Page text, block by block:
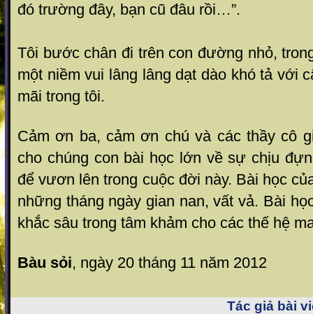
đó trường đây, bạn cũ đâu rồi…”.
Tôi bước chân đi trên con đường nhỏ,
một niềm vui lâng lâng dạt dào khó tả với
mãi trong tôi.
Cảm ơn ba, cảm ơn chú và các thầy cô
cho chúng con bài học lớn về sự chịu
để vươn lên trong cuộc đời này. Bài học
những tháng ngày gian nan, vất vả. Bài
khắc sâu trong tâm khảm cho các thế hệ
Bàu sỏi, ngày 20 tháng 11 năm 2012
Tác giả bài